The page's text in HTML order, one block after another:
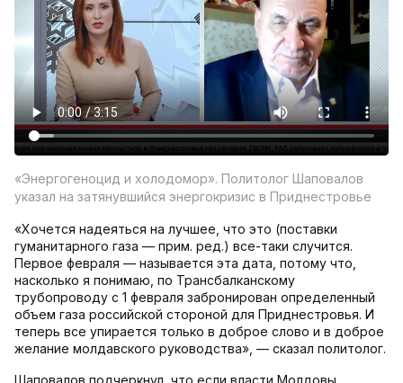
«Энергогеноцид и холодомор». Политолог Шаповалов
указал на затянувшийся энергокризис в Приднестровье
«Хочется надеяться на лучшее, что это (поставки
гуманитарного газа — прим. ред.) все-таки случится.
Первое февраля — называется эта дата, потому что,
насколько я понимаю, по Трансбалканскому
трубопроводу с 1 февраля забронирован определенный
объем газа российской стороной для Приднестровья. И
теперь все упирается только в доброе слово и в доброе
желание молдавского руководства», — сказал политолог.